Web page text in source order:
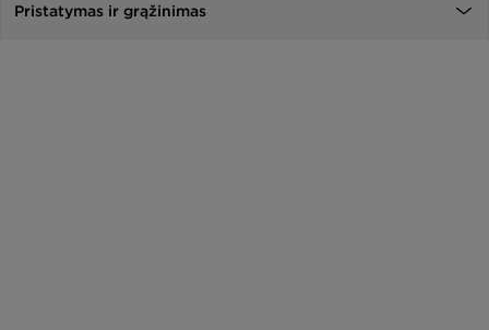
Pristatymas ir grąžinimas